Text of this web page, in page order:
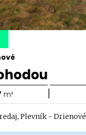
m² |
Plevník - Drienové